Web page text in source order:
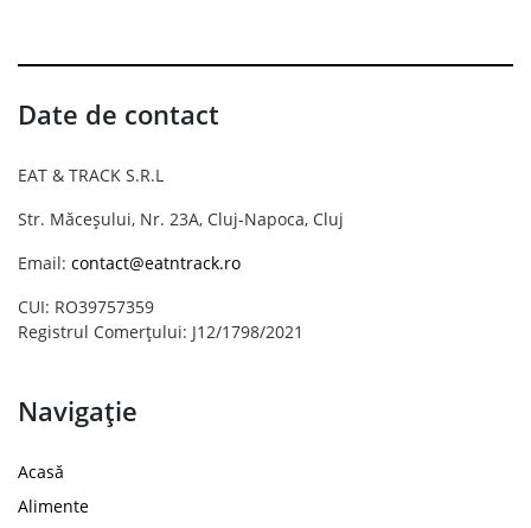
Date de contact
EAT & TRACK S.R.L
Str. Măceșului, Nr. 23A, Cluj-Napoca, Cluj
Email: contact@eatntrack.ro
CUI: RO39757359
Registrul Comerțului: J12/1798/2021
Navigație
Acasă
Alimente